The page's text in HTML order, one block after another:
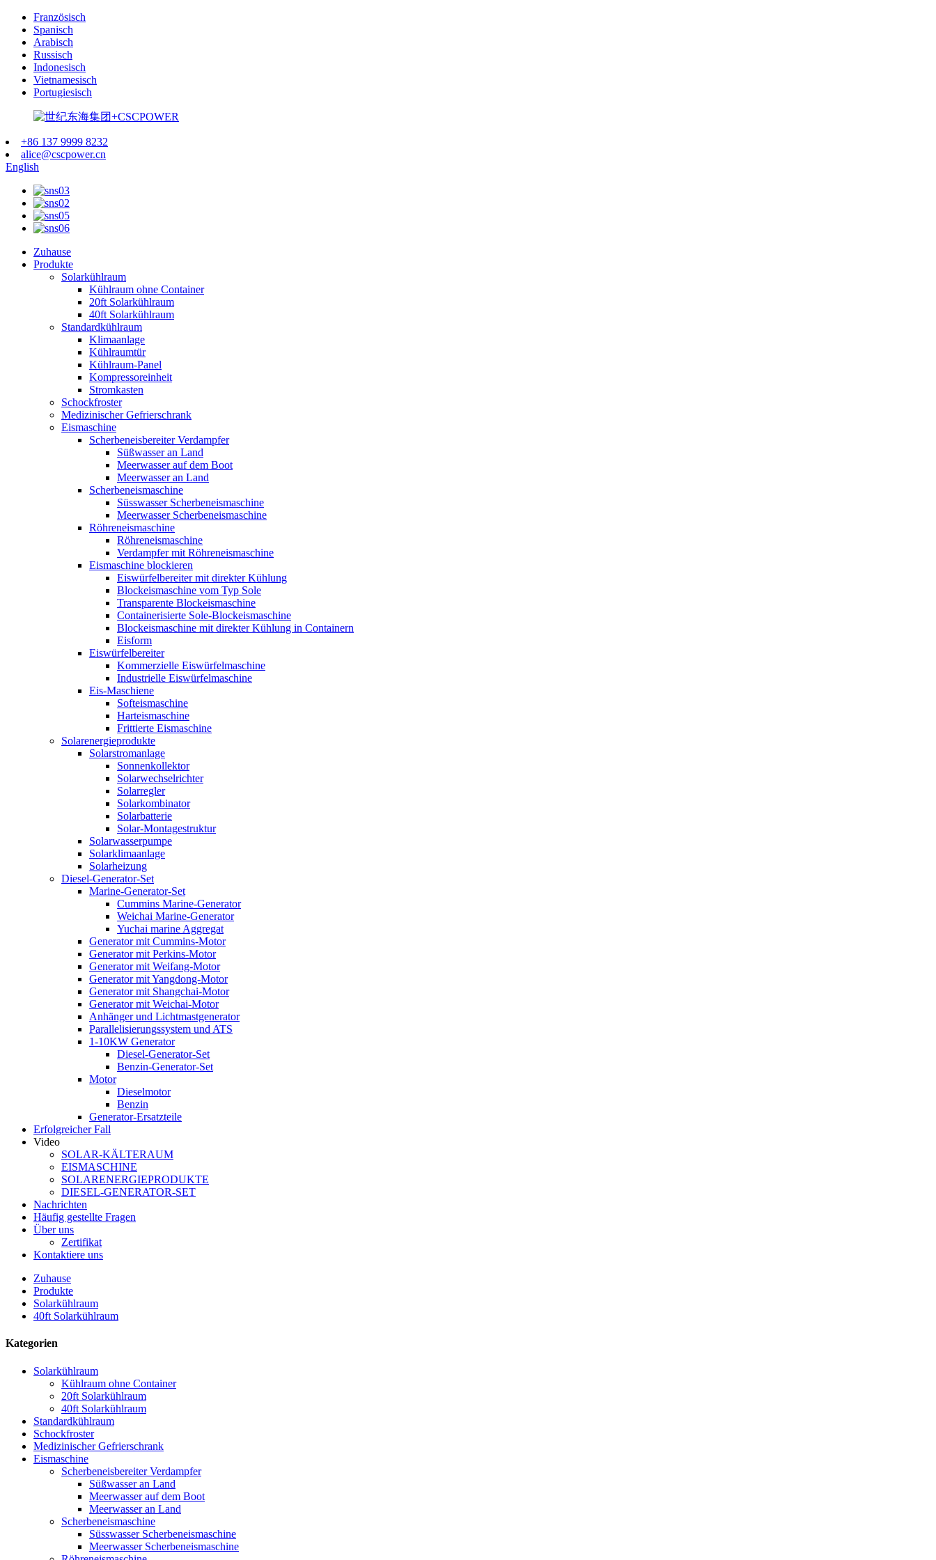
Französisch
Spanisch
Arabisch
Russisch
Indonesisch
Vietnamesisch
Portugiesisch
+86 137 9999 8232
alice@cscpower.cn
English
Zuhause
Produkte
Solarkühlraum
Kühlraum ohne Container
20ft Solarkühlraum
40ft Solarkühlraum
Standardkühlraum
Klimaanlage
Kühlraumtür
Kühlraum-Panel
Kompressoreinheit
Stromkasten
Schockfroster
Medizinischer Gefrierschrank
Eismaschine
Scherbeneisbereiter Verdampfer
Süßwasser an Land
Meerwasser auf dem Boot
Meerwasser an Land
Scherbeneismaschine
Süsswasser Scherbeneismaschine
Meerwasser Scherbeneismaschine
Röhreneismaschine
Röhreneismaschine
Verdampfer mit Röhreneismaschine
Eismaschine blockieren
Eiswürfelbereiter mit direkter Kühlung
Blockeismaschine vom Typ Sole
Transparente Blockeismaschine
Containerisierte Sole-Blockeismaschine
Blockeismaschine mit direkter Kühlung in Containern
Eisform
Eiswürfelbereiter
Kommerzielle Eiswürfelmaschine
Industrielle Eiswürfelmaschine
Eis-Maschiene
Softeismaschine
Harteismaschine
Frittierte Eismaschine
Solarenergieprodukte
Solarstromanlage
Sonnenkollektor
Solarwechselrichter
Solarregler
Solarkombinator
Solarbatterie
Solar-Montagestruktur
Solarwasserpumpe
Solarklimaanlage
Solarheizung
Diesel-Generator-Set
Marine-Generator-Set
Cummins Marine-Generator
Weichai Marine-Generator
Yuchai marine Aggregat
Generator mit Cummins-Motor
Generator mit Perkins-Motor
Generator mit Weifang-Motor
Generator mit Yangdong-Motor
Generator mit Shangchai-Motor
Generator mit Weichai-Motor
Anhänger und Lichtmastgenerator
Parallelisierungssystem und ATS
1-10KW Generator
Diesel-Generator-Set
Benzin-Generator-Set
Motor
Dieselmotor
Benzin
Generator-Ersatzteile
Erfolgreicher Fall
Video
SOLAR-KÄLTERAUM
EISMASCHINE
SOLARENERGIEPRODUKTE
DIESEL-GENERATOR-SET
Nachrichten
Häufig gestellte Fragen
Über uns
Zertifikat
Kontaktiere uns
Zuhause
Produkte
Solarkühlraum
40ft Solarkühlraum
Kategorien
Solarkühlraum
Kühlraum ohne Container
20ft Solarkühlraum
40ft Solarkühlraum
Standardkühlraum
Schockfroster
Medizinischer Gefrierschrank
Eismaschine
Scherbeneisbereiter Verdampfer
Süßwasser an Land
Meerwasser auf dem Boot
Meerwasser an Land
Scherbeneismaschine
Süsswasser Scherbeneismaschine
Meerwasser Scherbeneismaschine